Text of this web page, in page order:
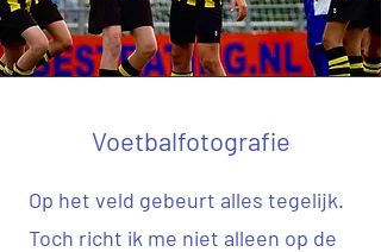
Voetbalfotografie
Op het veld gebeurt alles tegelijk.
Toch richt ik me niet alleen op de